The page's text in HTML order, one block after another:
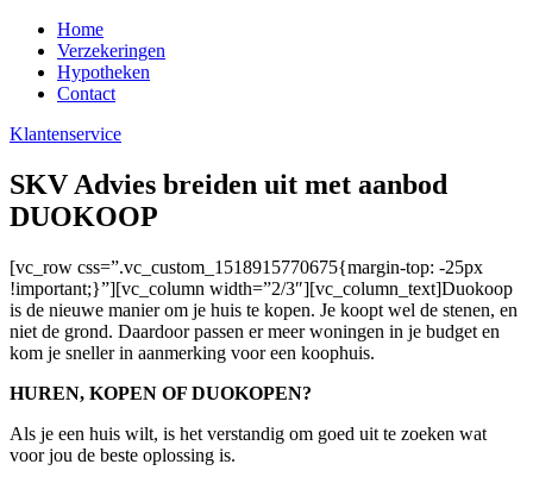
Home
Verzekeringen
Hypotheken
Contact
Klantenservice
SKV Advies breiden uit met aanbod
DUOKOOP
[vc_row css=”.vc_custom_1518915770675{margin-top: -25px
!important;}”][vc_column width=”2/3″][vc_column_text]Duokoop
is de nieuwe manier om je huis te kopen. Je koopt wel de stenen, en
niet de grond. Daardoor passen er meer woningen in je budget en
kom je sneller in aanmerking voor een koophuis.
HUREN, KOPEN OF DUOKOPEN?
Als je een huis wilt, is het verstandig om goed uit te zoeken wat
voor jou de beste oplossing is.